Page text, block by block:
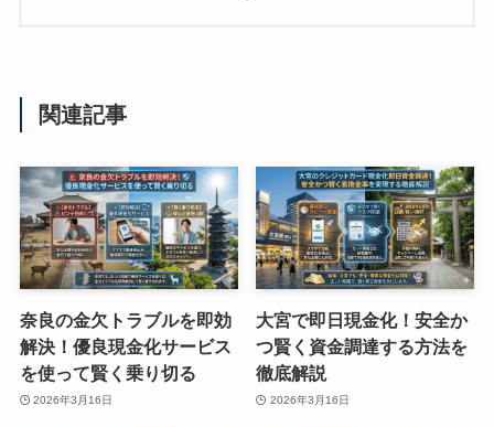
関連記事
奈良の金欠トラブルを即効
解決！優良現金化サービス
を使って賢く乗り切る
2026年3月16日
大宮で即日現金化！安全か
つ賢く資金調達する方法を
徹底解説
2026年3月16日